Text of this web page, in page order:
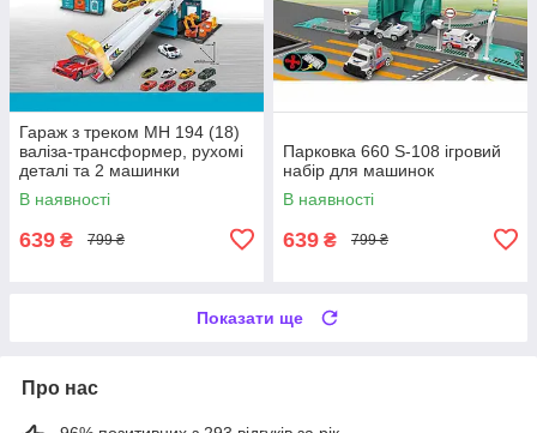
Гараж з треком MH 194 (18)
валіза-трансформер, рухомі
деталі та 2 машинки
В наявності
639 ₴ 799 ₴
Парковка 660 S-108 ігровий
набір для машинок
В наявності
639 ₴ 799 ₴
Показати ще
Про нас